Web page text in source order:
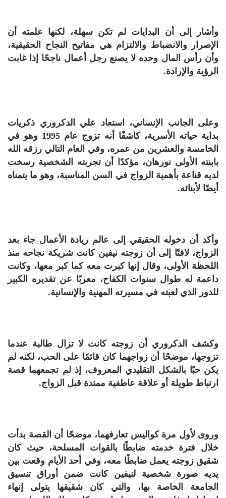
وأشار إلى أن البدايات لم تكن سهلة، لكنها علمته أن
الإصرار والانضباط والالتزام هي مفاتيح النجاح الحقيقية،
وأن رأس المال وحده لا يصنع رجل أعمال ناجحًا إذا غابت
الرؤية والإرادة.
وعلى الجانب الإنساني، استعاد علي الدكروري ذكريات
بداية حياته الأسرية، كاشفًا أنه تزوج عام 1995 وهو في
الخامسة والعشرين من عمره، وفي العام التالي رزقه الله
بابنته الأولى نورهان، مؤكدًا أن تجربته الشخصية رسخت
لديه قناعة بأهمية الزواج في السن المناسبة، وهو ما يتمناه
أيضًا لأبنائه.
وأكد أن دخوله الحقيقي إلى عالم ريادة الأعمال جاء بعد
الزواج، لافتًا إلى أن زوجته نيفين كانت شريكة نجاحه منذ
اللحظة الأولى، وقال إنها كبرت معه كما كبر معها، وكانت
داعمة له طوال سنوات الكفاح، معربًا عن تقديره الكبير
للدور الذي لعبته في مسيرته المهنية والإنسانية.
وكشف الدكروري أن زوجته كانت لا تزال طالبة عندما
تزوجها، موضحًا أن زواجهما كان قائمًا على الحب، لكنه لم
يكن حبًا بالشكل التقليدي المعروف، إذ لم تجمعهما قصة
ارتباط طويلة أو علاقة عاطفية ممتدة قبل الزواج.
وروى لأول مرة كواليس تعارفهما، موضحًا أن القصة بدأت
خلال فترة خدمته ضابطًا بالقوات المسلحة، حيث كان
شقيق زوجته يعمل ضابطًا معه، وفي أحد الأيام وقعت بين
يديه صورة شخصية لنيفين كانت ضمن أوراق تنسيق
الجامعة الخاصة بها، والتي كان شقيقها يتولى إنهاء